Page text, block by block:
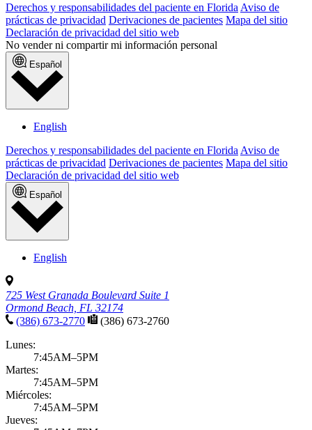
Derechos y responsabilidades del paciente en Florida Aviso de
prácticas de privacidad Derivaciones de pacientes Mapa del sitio
Declaración de privacidad del sitio web
No vender ni compartir mi información personal
Español
English
Derechos y responsabilidades del paciente en FloridaAviso de
prácticas de privacidad Derivaciones de pacientes Mapa del sitio
Declaración de privacidad del sitio web
Español
English
725 West Granada Boulevard Suite 1
Ormond Beach, FL 32174
(386) 673-2770
(386) 673-2760
Lunes:
7:45AM–5PM
Martes:
7:45AM–5PM
Miércoles:
7:45AM–5PM
Jueves: